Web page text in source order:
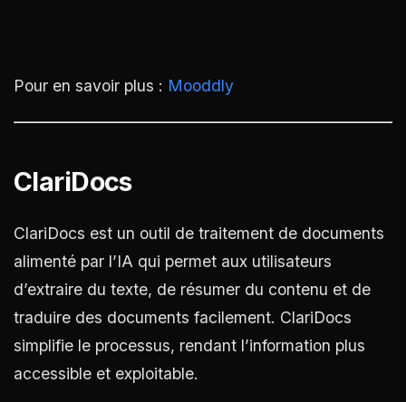
Pour en savoir plus : Mooddly
ClariDocs
ClariDocs est un outil de traitement de documents
alimenté par l’IA qui permet aux utilisateurs
d’extraire du texte, de résumer du contenu et de
traduire des documents facilement. ClariDocs
simplifie le processus, rendant l’information plus
accessible et exploitable.